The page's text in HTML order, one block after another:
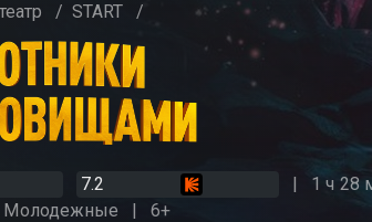
/ START /
7.2
1 ч 28
Молодежные 6+